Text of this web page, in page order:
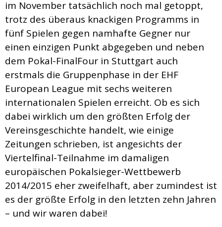
im November tatsächlich noch mal getoppt,
trotz des überaus knackigen Programms in
fünf Spielen gegen namhafte Gegner nur
einen einzigen Punkt abgegeben und neben
dem Pokal-FinalFour in Stuttgart auch
erstmals die Gruppenphase in der EHF
European League mit sechs weiteren
internationalen Spielen erreicht. Ob es sich
dabei wirklich um den größten Erfolg der
Vereinsgeschichte handelt, wie einige
Zeitungen schrieben, ist angesichts der
Viertelfinal-Teilnahme im damaligen
europäischen Pokalsieger-Wettbewerb
2014/2015 eher zweifelhaft, aber zumindest ist
es der größte Erfolg in den letzten zehn Jahren
– und wir waren dabei!